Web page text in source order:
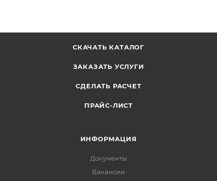
СКАЧАТЬ КАТАЛОГ
ЗАКАЗАТЬ УСЛУГИ
СДЕЛАТЬ РАСЧЕТ
ПРАЙС-ЛИСТ
ИНФОРМАЦИЯ
Документы
Вакансии